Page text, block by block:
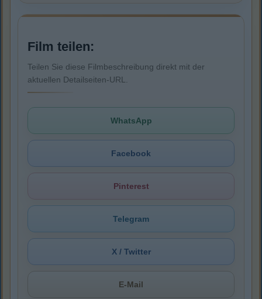
Film teilen:
Teilen Sie diese Filmbeschreibung direkt mit der
aktuellen Detailseiten-URL.
WhatsApp
Facebook
Pinterest
Telegram
X / Twitter
E-Mail